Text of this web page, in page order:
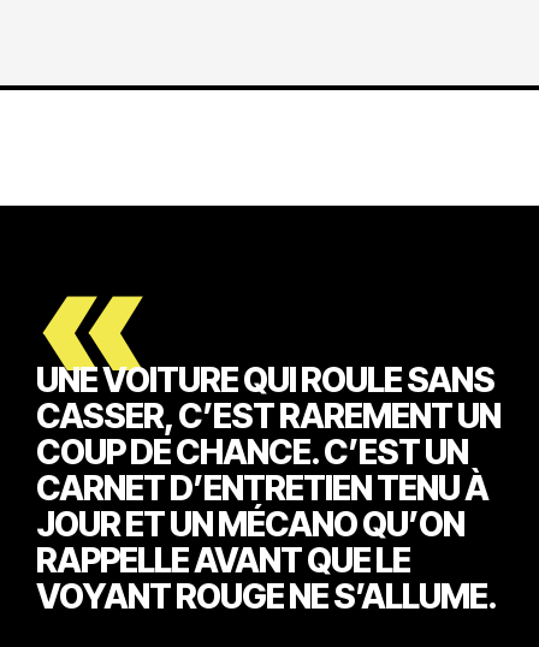
«
UNE VOITURE QUI ROULE SANS
CASSER, C’EST RAREMENT UN
COUP DE CHANCE. C’EST UN
CARNET D’ENTRETIEN TENU À
JOUR ET UN MÉCANO QU’ON
RAPPELLE AVANT QUE LE
VOYANT ROUGE NE S’ALLUME.